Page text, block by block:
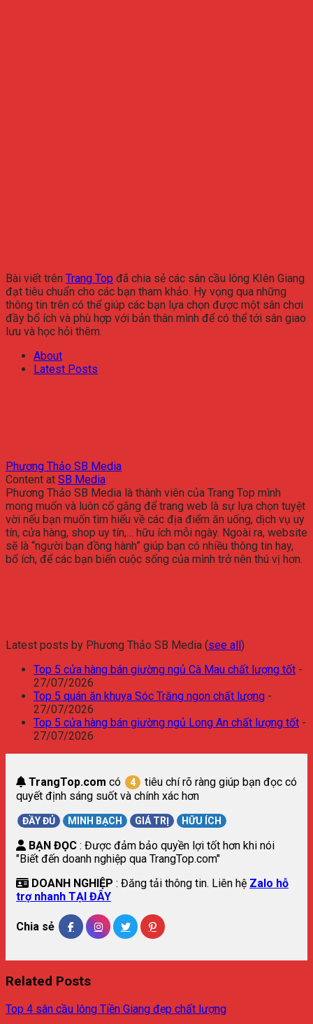
Bài viết trên Trang Top đã chia sẻ các sân cầu lông KIên Giang
đạt tiêu chuẩn cho các bạn tham khảo. Hy vọng qua những
thông tin trên có thể giúp các bạn lựa chọn được một sân chơi
đầy bổ ích và phù hợp với bản thân mình để có thể tới sân giao
lưu và học hỏi thêm.
About
Latest Posts
Phương Thảo SB Media
Content at SB Media
Phương Thảo SB Media là thành viên của Trang Top mình
mong muốn và luôn cố gắng để trang web là sự lựa chọn tuyệt
vời nếu bạn muốn tìm hiểu về các địa điểm ăn uống, dịch vụ uy
tín, cửa hàng, shop uy tín,… hữu ích mỗi ngày. Ngoài ra, website
sẽ là “người bạn đồng hành” giúp bạn có nhiều thông tin hay,
bổ ích, để các bạn biến cuộc sống của mình trở nên thú vị hơn.
Latest posts by Phương Thảo SB Media (see all )
Top 5 cửa hàng bán giường ngủ Cà Mau chất lượng tốt -
27/07/2026
Top 5 quán ăn khuya Sóc Trăng ngon chất lượng -
27/07/2026
Top 5 cửa hàng bán giường ngủ Long An chất lượng tốt -
27/07/2026
TrangTop.com có 4
tiêu chí rõ ràng giúp bạn đọc có
quyết định sáng suốt và chính xác hơn
ĐẦY ĐỦ MINH BẠCH GIÁ TRỊ HỮU ÍCH
BẠN ĐỌC : Được đảm bảo quyền lợi tốt hơn khi nói
"Biết đến doanh nghiệp qua TrangTop.com"
DOANH NGHIỆP : Đăng tải thông tin. Liên hệ Zalo hỗ
trợ nhanh TẠI ĐÂY
Chia sẻ
Related Posts
Top 4 sân cầu lông Tiền Giang đẹp chất lượng